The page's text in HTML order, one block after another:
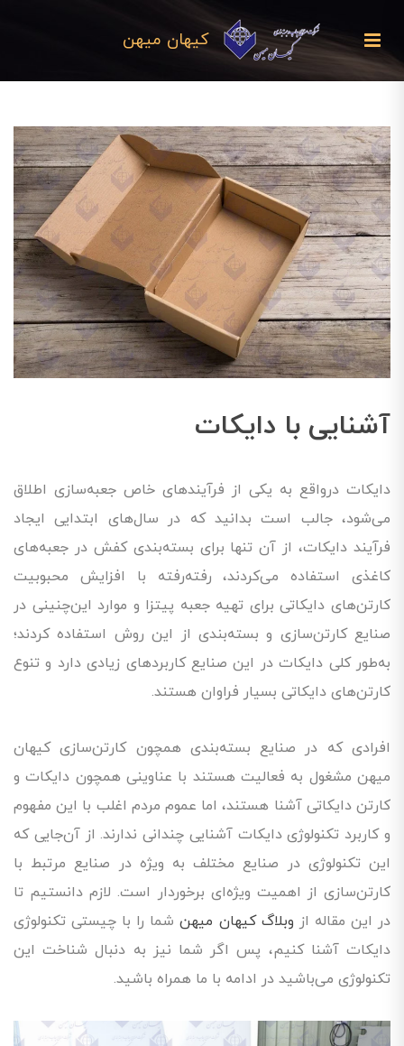
کیهان میهن
آشنایی با دایکات
دایکات درواقع به یکی از فرآیندهای خاص جعبه‌سازی اطلاق
می‌شود، جالب است بدانید که در سال‌های ابتدایی ایجاد
فرآیند دایکات، از آن تنها برای بسته‌بندی کفش در جعبه‌های
کاغذی استفاده می‌کردند، رفته‌رفته با افزایش محبوبیت
کارتن‌های دایکاتی برای تهیه جعبه پیتزا و موارد این‌چنینی در
صنایع کارتن‌سازی و بسته‌بندی از این روش استفاده کردند؛
به‌طور کلی دایکات در این صنایع کاربردهای زیادی دارد و تنوع
کارتن‌های دایکاتی بسیار فراوان هستند.
افرادی که در صنایع بسته‌بندی همچون کارتن‌سازی کیهان
میهن مشغول به فعالیت هستند با عناوینی همچون دایکات و
کارتن دایکاتی آشنا هستند، اما عموم مردم اغلب با این مفهوم
و کاربرد تکنولوژی دایکات آشنایی چندانی ندارند. از آن‌جایی که
این تکنولوژی در صنایع مختلف به ویژه در صنایع مرتبط با
کارتن‌سازی از اهمیت ویژه‌ای برخوردار است. لازم دانستیم تا
در این مقاله از وبلاگ کیهان میهنشما را با چیستی تکنولوژی
دایکات آشنا کنیم، پس اگر شما نیز به دنبال شناخت این
تکنولوژی می‌باشید در ادامه با ما همراه باشید.